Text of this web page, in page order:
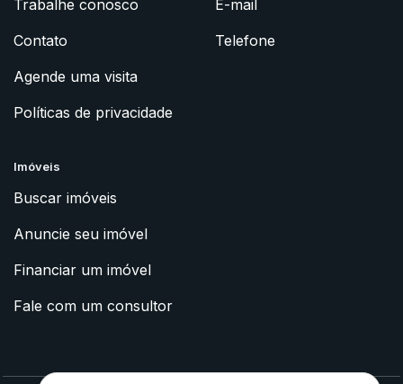
Trabalhe conosco
Contato
Agende uma visita
Políticas de privacidade
E-mail
Telefone
Imóveis
Buscar imóveis
Anuncie seu imóvel
Financiar um imóvel
Fale com um consultor